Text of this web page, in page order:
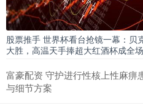
股票推手 世界杯看台抢镜一幕：贝
大胜，高温天手捧超大红酒杯成全
富豪配资 守护进行性核上性麻痹
与细节方案